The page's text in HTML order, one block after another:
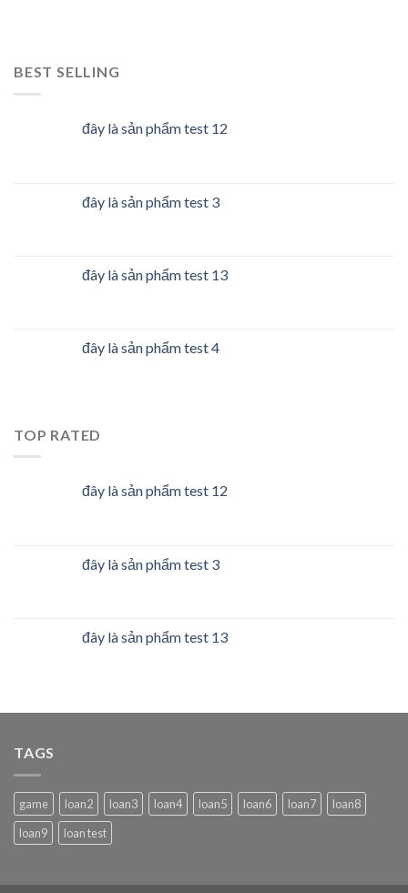
BEST SELLING
đây là sản phẩm test 12
đây là sản phẩm test 3
đây là sản phẩm test 13
đây là sản phẩm test 4
TOP RATED
đây là sản phẩm test 12
đây là sản phẩm test 3
đây là sản phẩm test 13
TAGS
game loan2 loan3 loan4 loan5 loan6 loan7
loan8
loan9
loan test